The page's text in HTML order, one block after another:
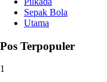
Sepak Bola
Utama
Pos Terpopuler
1